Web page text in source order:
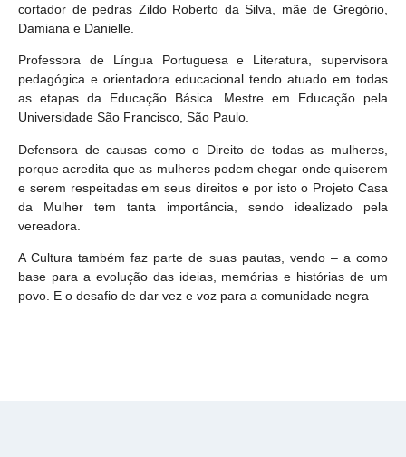
cortador de pedras Zildo Roberto da Silva, mãe de Gregório,
Damiana e Danielle.
Professora de Língua Portuguesa e Literatura, supervisora
pedagógica e orientadora educacional tendo atuado em todas
as etapas da Educação Básica. Mestre em Educação pela
Universidade São Francisco, São Paulo.
Defensora de causas como o Direito de todas as mulheres,
porque acredita que as mulheres podem chegar onde quiserem
e serem respeitadas em seus direitos e por isto o Projeto Casa
da Mulher tem tanta importância, sendo idealizado pela
vereadora.
A Cultura também faz parte de suas pautas, vendo – a como
base para a evolução das ideias, memórias e histórias de um
povo. E o desafio de dar vez e voz para a comunidade negra